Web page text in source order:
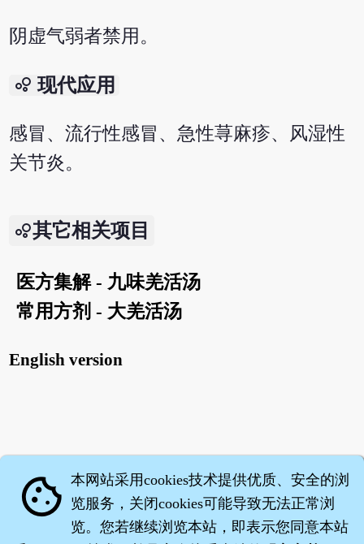
阴虚气弱者禁用。
bubble_chart 现代应用
感冒、流行性感冒、急性荨麻疹、风湿性
关节炎。
其它相关项目
医方集解 - 九味羌活汤
常用方剂 - 大羌活汤
English version
cookie 本网站采用cookies技术提供优质、安全的浏
览服务，关闭cookies可能导致无法正常浏
览。您若继续浏览本站，即表示您同意本站